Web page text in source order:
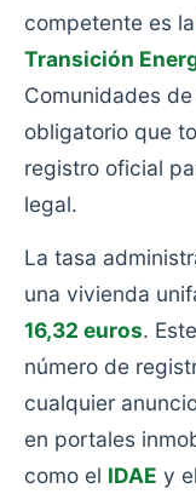
competente es la
Transición
Comunidades
obligatorio que
registro oficial
legal.
La tasa
una vivienda
16,32 euros.
número de
cualquier
en portales
como el IDAE y